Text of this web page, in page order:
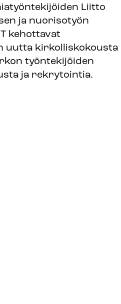
Liitto
ja nuorisotyön
kehottavat
uutta kirkolliskokousta
työntekijöiden
ja rekrytointia.